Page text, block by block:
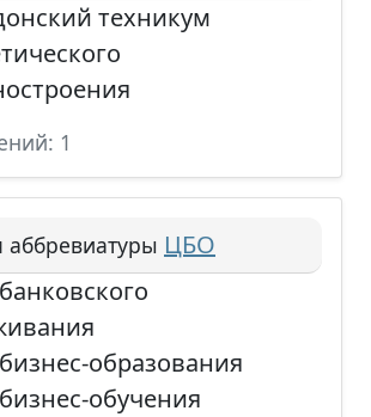
техникум
1
аббревиатуры ЦБО
образования
обучения